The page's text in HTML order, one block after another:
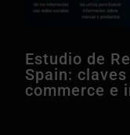
Estudio de
Spain:
commerce e